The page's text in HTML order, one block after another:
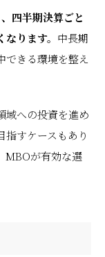
四半期決算ごと
ります。 中長期
きる環境を整え
域への投資を進め
すケースもあり
MBOが有効な選